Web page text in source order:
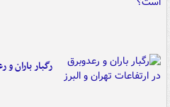
رگبار باران و